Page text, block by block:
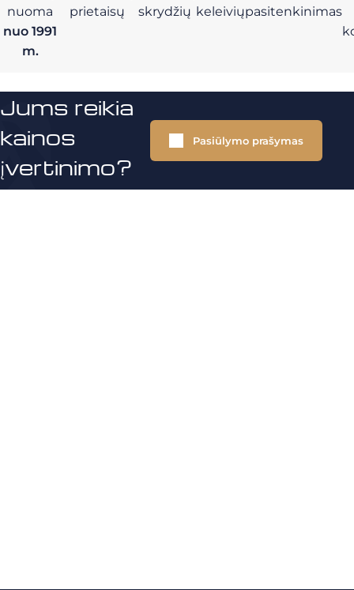
nuoma
nuo 1991
m.
prietaisų
skrydžių keleiviųpasitenkinimas
Jums reikia
kainos
įvertinimo?
Pasiūlymo prašymas